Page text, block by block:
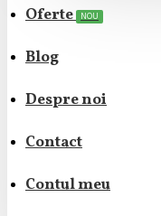
Oferte NOU
Blog
Despre noi
Contact
Contul meu